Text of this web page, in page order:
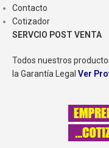
Contacto
Cotizador
SERVCIO POST VENTA
Todos nuestros
la Garantía Legal Ver